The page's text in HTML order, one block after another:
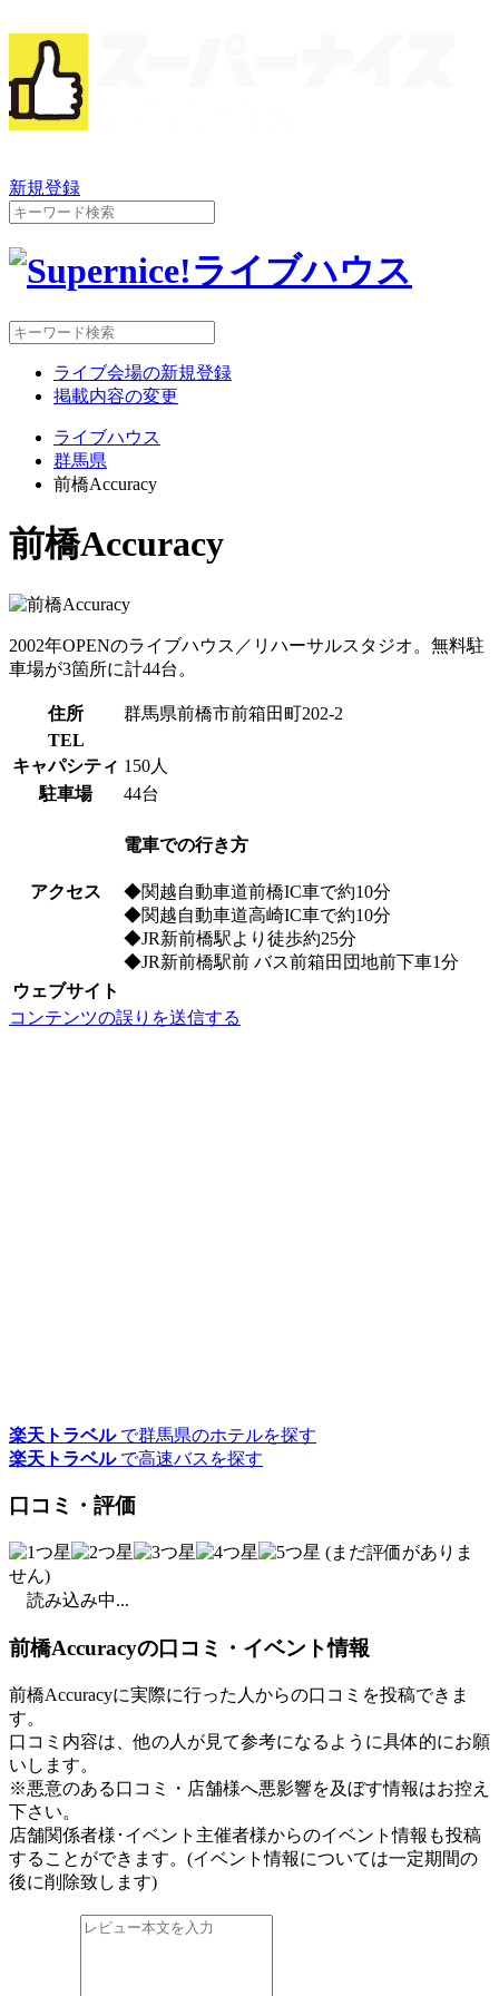
新規登録
ライブ会場の新規登録
掲載内容の変更
ライブハウス
群馬県
前橋Accuracy
前橋Accuracy
2002年OPENのライブハウス／リハーサルスタジオ。無料駐
車場が3箇所に計44台。
住所
群馬県前橋市前箱田町202-2
TEL
キャパシティ 150人
駐車場
44台
アクセス
電車での行き方
◆関越自動車道前橋IC車で約10分
◆関越自動車道高崎IC車で約10分
◆JR新前橋駅より徒歩約25分
◆JR新前橋駅前 バス前箱田団地前下車1分
ウェブサイト
コンテンツの誤りを送信する
楽天トラベルで群馬県のホテルを探す
楽天トラベルで高速バスを探す
口コミ・評価
(まだ評価がありま
せん)
読み込み中...
前橋Accuracyの口コミ・イベント情報
前橋Accuracyに実際に行った人からの口コミを投稿できま
す。
口コミ内容は、他の人が見て参考になるように具体的にお願
いします。
※悪意のある口コミ・店舗様へ悪影響を及ぼす情報はお控え
下さい。
店舗関係者様･イベント主催者様からのイベント情報も投稿
することができます。 (イベント情報については一定期間の
後に削除致します)